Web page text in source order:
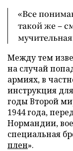
«Все
такой же –
Между тем
на случай
армиях, в
инструкция
годы Второй
1944 года,
Нормандии,
специальная
плен».